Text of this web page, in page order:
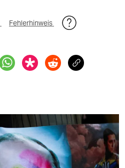
Fehlerhinweis